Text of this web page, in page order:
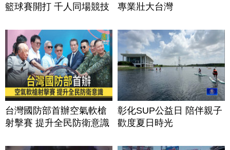
籃球賽開打 千人同場競技
專業壯大台灣
台灣國防部首辦空氣軟槍
射擊賽 提升全民防衛意識
彰化SUP公益日 陪伴親子
歡度夏日時光